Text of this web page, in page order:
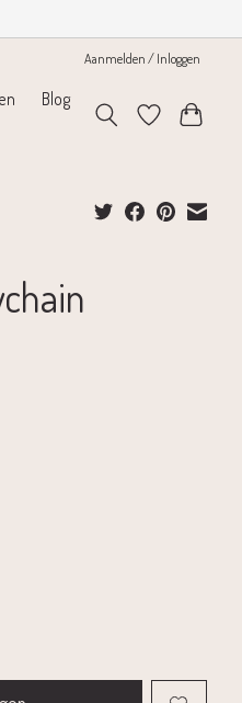
Aanmelden / Inloggen
Blog